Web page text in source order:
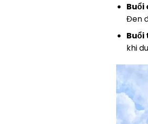
Buổi
Đen
Buổi
khi